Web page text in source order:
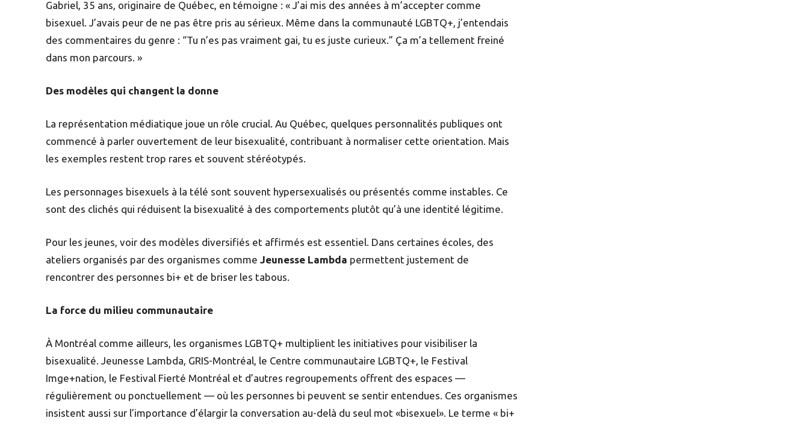
Gabriel, 35 ans, originaire de Québec, en témoigne : « J’ai mis des années à m’accepter comme
bisexuel. J’avais peur de ne pas être pris au sérieux. Même dans la communauté LGBTQ+, j’entendais
des commentaires du genre : “Tu n’es pas vraiment gai, tu es juste curieux.” Ça m’a tellement freiné
dans mon parcours. »
Des modèles qui changent la donne
La représentation médiatique joue un rôle crucial. Au Québec, quelques personnalités publiques ont
commencé à parler ouvertement de leur bisexualité, contribuant à normaliser cette orientation. Mais
les exemples restent trop rares et souvent stéréotypés.
Les personnages bisexuels à la télé sont souvent hypersexualisés ou présentés comme instables. Ce
sont des clichés qui réduisent la bisexualité à des comportements plutôt qu’à une identité légitime.
Pour les jeunes, voir des modèles diversifiés et affirmés est essentiel. Dans certaines écoles, des
ateliers organisés par des organismes comme Jeunesse Lambda permettent justement de
rencontrer des personnes bi+ et de briser les tabous.
La force du milieu communautaire
À Montréal comme ailleurs, les organismes LGBTQ+ multiplient les initiatives pour visibiliser la
bisexualité. Jeunesse Lambda, GRIS-Montréal, le Centre communautaire LGBTQ+, le Festival
Imge+nation, le Festival Fierté Montréal et d’autres regroupements offrent des espaces —
régulièrement ou ponctuellement — où les personnes bi peuvent se sentir entendues. Ces organismes
insistent aussi sur l’importance d’élargir la conversation au-delà du seul mot «bisexuel». Le terme « bi+